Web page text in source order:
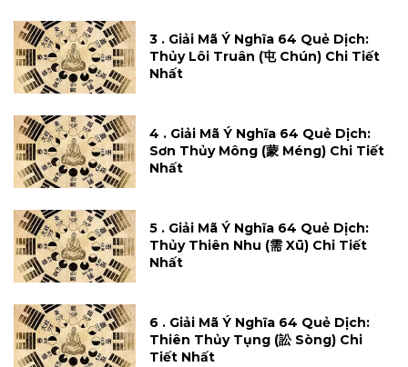
3 . Giải Mã Ý Nghĩa 64 Quẻ Dịch:
Thủy Lôi Truân (屯 Chún) Chi Tiết
Nhất
4 . Giải Mã Ý Nghĩa 64 Quẻ Dịch:
Sơn Thủy Mông (蒙 Méng) Chi Tiết
Nhất
5 . Giải Mã Ý Nghĩa 64 Quẻ Dịch:
Thủy Thiên Nhu (需 Xū) Chi Tiết
Nhất
6 . Giải Mã Ý Nghĩa 64 Quẻ Dịch:
Thiên Thủy Tụng (訟 Sòng) Chi
Tiết Nhất